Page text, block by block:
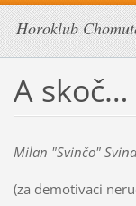
Horoklub
A skoč…
Milan "Svinčo"
(za demotivaci